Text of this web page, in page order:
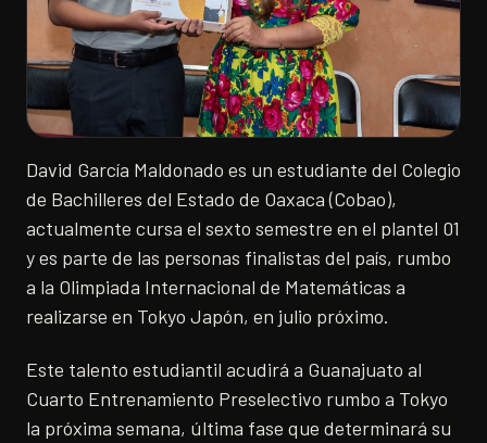
David García Maldonado es un estudiante del Colegio
de Bachilleres del Estado de Oaxaca (Cobao),
actualmente cursa el sexto semestre en el plantel 01
y es parte de las personas finalistas del país, rumbo
a la Olimpiada Internacional de Matemáticas a
realizarse en Tokyo Japón, en julio próximo.
Este talento estudiantil acudirá a Guanajuato al
Cuarto Entrenamiento Preselectivo rumbo a Tokyo
la próxima semana, última fase que determinará su